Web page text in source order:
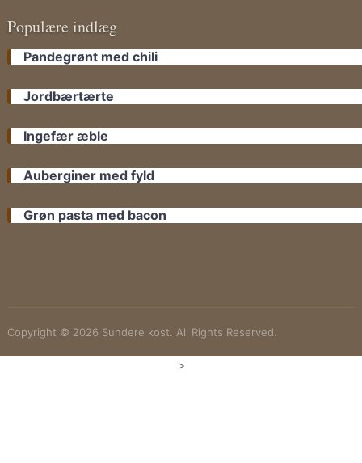
Populære indlæg
Pandegrønt med chili
Jordbærtærte
Ingefær æble
Auberginer med fyld
Grøn pasta med bacon
Copyright © 2026 Sundere kost. All Rights Reserved.
>